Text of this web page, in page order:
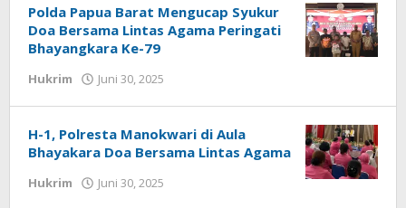
Polda Papua Barat Mengucap Syukur
Doa Bersama Lintas Agama Peringati
Bhayangkara Ke-79
Hukrim Juni 30, 2025
:
Papua
H-1, Polresta Manokwari di Aula
Bhayakara Doa Bersama Lintas Agama
Hukrim Juni 30, 2025